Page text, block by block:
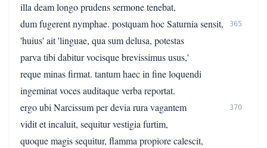
illa deam longo prudens sermone tenebat,
dum fugerent nymphae. postquam hoc Saturnia sensit,
365
'huius' ait 'linguae, qua sum delusa, potestas
parva tibi dabitur vocisque brevissimus usus,'
reque minas firmat. tantum haec in fine loquendi
ingeminat voces auditaque verba reportat.
ergo ubi Narcissum per devia rura vagantem
370
vidit et incaluit, sequitur vestigia furtim,
quoque magis sequitur, flamma propiore calescit,